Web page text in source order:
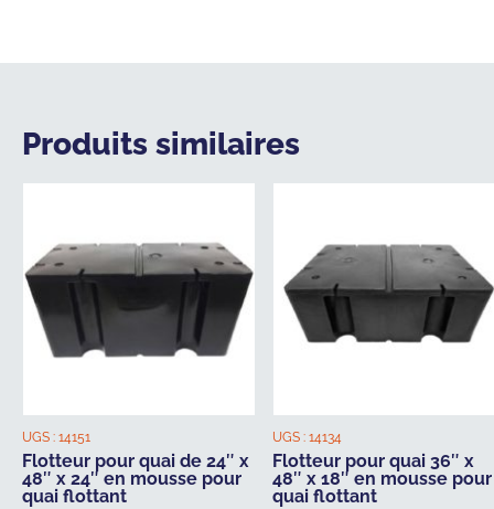
Produits similaires
UGS : 14151
Flotteur pour quai de 24″ x
48″ x 24″ en mousse pour
quai flottant
UGS : 14134
Flotteur pour quai 36″ x
48″ x 18″ en mousse pour
quai flottant